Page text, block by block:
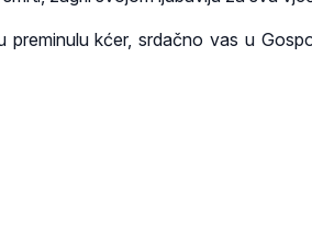
kćer, srdačno vas u